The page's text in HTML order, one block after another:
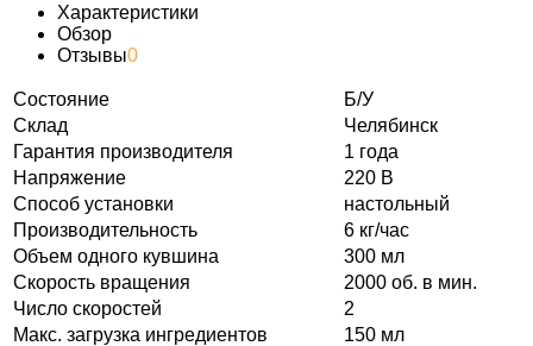
Характеристики
Обзор
Отзывы0
Состояние
Б/У
Склад
Челябинск
Гарантия производителя
1 года
Напряжение
220 В
Способ установки
настольный
Производительность
6 кг/час
Объем одного кувшина
300 мл
Скорость вращения
2000 об. в мин.
Число скоростей
2
Макс. загрузка ингредиентов
150 мл